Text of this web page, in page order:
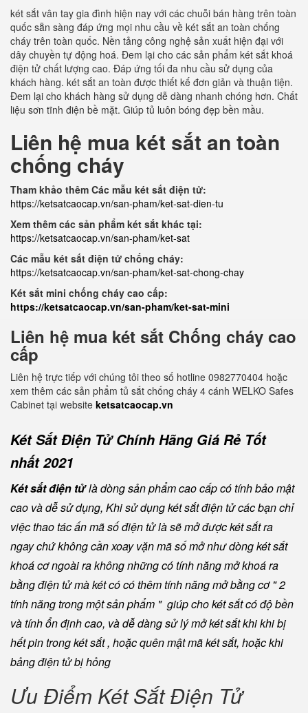
két sắt vân tay gia đình hiện nay với các chuỗi bán hàng trên toàn
quốc sẵn sàng đáp ứng mọi nhu cầu về két sắt an toàn chống
cháy trên toàn quốc. Nền tảng công nghệ sản xuất hiện đại với
dây chuyền tự động hoá. Đem lại cho các sản phẩm két sắt khoá
điện tử chất lượng cao. Đáp ứng tối đa nhu cầu sử dụng của
khách hàng. két sắt an toàn được thiết kế đơn giản và thuận tiện.
Đem lại cho khách hàng sử dụng dễ dàng nhanh chóng hơn. Chất
liệu sơn tĩnh điện bề mặt. Giúp tủ luôn bóng đẹp bền mầu.
Liên hệ mua két sắt an toàn
chống cháy
Tham khảo thêm Các mẫu két sắt điện tử:
https://ketsatcaocap.vn/san-pham/ket-sat-dien-tu
Xem thêm các sản phẩm két sắt khác tại:
https://ketsatcaocap.vn/san-pham/ket-sat
Các mẫu két sắt điện tử chống cháy:
https://ketsatcaocap.vn/san-pham/ket-sat-chong-chay
Két sắt mini chống cháy cao cấp:
https://ketsatcaocap.vn/san-pham/ket-sat-mini
Liên hệ mua két sắt Chống cháy cao
cấp
Liên hệ trực tiếp với chúng tôi theo số hotline 0982770404 hoặc
xem thêm các sản phẩm tủ sắt chống cháy 4 cánh WELKO Safes
Cabinet tại website ketsatcaocap.vn
Két Sắt Điện Tử Chính Hãng Giá Rẻ Tốt
nhất 2021
Két sắt điện tửlà dòng sản phẩm cao cấp có tính bảo mật
cao và dễ sử dụng, Khi sử dụng két sắt điện tử các bạn chỉ
việc thao tác ấn mã số điện tử là sẽ mở được két sắt ra
ngay chứ không cần xoay vặn mã số mở như dòng két sắt
khoá cơ ngoài ra không những có tính năng mở khoá ra
bằng điện tử mà két có có thêm tính năng mở bằng cơ " 2
tính năng trong một sản phẩm " giúp cho két sắt có độ bền
và tính ổn định cao, và dễ dàng sử lý mở két sắt khi khi bị
hết pin trong két sắt , hoặc quên mật mã két sắt, hoặc khi
bảng điện tử bị hỏng
Ưu Điểm Két Sắt Điện Tử